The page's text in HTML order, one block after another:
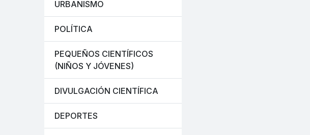
URBANISMO
POLÍTICA
PEQUEÑOS CIENTÍFICOS
(NIÑOS Y JÓVENES)
DIVULGACIÓN CIENTÍFICA
DEPORTES